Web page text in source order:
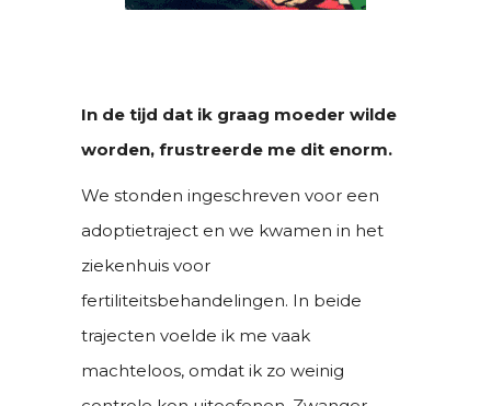
In de tijd dat ik graag moeder wilde
worden, frustreerde me dit enorm.
We stonden ingeschreven voor een
adoptietraject en we kwamen in het
ziekenhuis voor
fertiliteitsbehandelingen. In beide
trajecten voelde ik me vaak
machteloos, omdat ik zo weinig